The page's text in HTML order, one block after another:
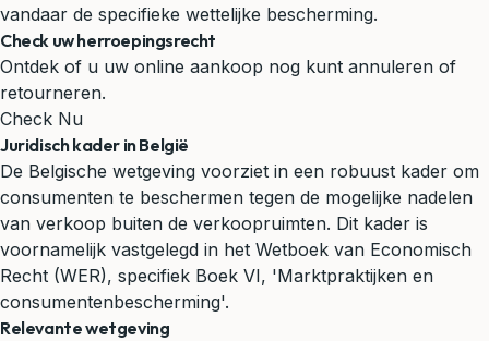
vandaar de specifieke wettelijke bescherming.
Check uw herroepingsrecht
Ontdek of u uw online aankoop nog kunt annuleren of
retourneren.
Check Nu
Juridisch kader in België
De Belgische wetgeving voorziet in een robuust kader om
consumenten te beschermen tegen de mogelijke nadelen
van verkoop buiten de verkoopruimten. Dit kader is
voornamelijk vastgelegd in het Wetboek van Economisch
Recht (WER), specifiek Boek VI, 'Marktpraktijken en
consumentenbescherming'.
Relevante wetgeving